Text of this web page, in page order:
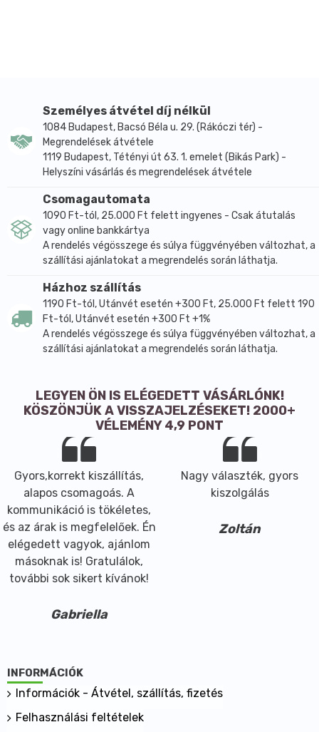
Szekrény, ruha illatosításához:
Hígitatlanul tegyél 4-5 cseppet illatzsákba (anyagra)
és helyezd a szekrényben.
INCI (Összetétel): Parfume, Emulgens, Lilial,
Limonene, Linalol
Személyes átvétel díj nélkül
1084 Budapest, Bacsó Béla u. 29. (Rákóczi tér) -
Megrendelések átvétele
1119 Budapest, Tétényi út 63. 1. emelet (Bikás Park) -
Helyszíni vásárlás és megrendelések átvétele
Csomagautomata
1090 Ft-tól, 25.000 Ft felett ingyenes - Csak átutalás
vagy online bankkártya
A rendelés végösszege és súlya függvényében változhat, a
szállítási ajánlatokat a megrendelés során láthatja.
Házhoz szállítás
1190 Ft-tól, Utánvét esetén +300 Ft, 25.000 Ft felett 190
Ft-tól, Utánvét esetén +300 Ft +1%
A rendelés végösszege és súlya függvényében változhat, a
szállítási ajánlatokat a megrendelés során láthatja.
LEGYEN ÖN IS ELÉGEDETT VÁSÁRLÓNK!
KÖSZÖNJÜK A VISSZAJELZÉSEKET! 2000+
VÉLEMÉNY 4,9 PONT
Gyors,korrekt kiszállítás,
alapos csomagoás. A
kommunikáció is tökéletes,
és az árak is megfelelőek. Én
elégedett vagyok, ajánlom
másoknak is! Gratulálok,
további sok sikert kívánok!
Gabriella
Nagy választék, gyors
kiszolgálás
Zoltán
INFORMÁCIÓK
Információk - Átvétel, szállítás, fizetés
Felhasználási feltételek